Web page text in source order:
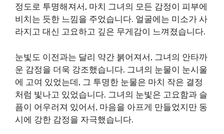
정도로 투명해져서, 마치 그녀의 모든 감정이 피부에
비치는 듯한 느낌을 주었습니다. 얼굴에는 미소가 사
라지고 대신 고요하고 깊은 무게감이 느껴졌습니다.
눈빛도 이전과는 달리 약간 붉어져서, 그녀의 안타까
운 감정을 더욱 강조했습니다. 그녀의 눈물이 눈시울
에 고여 있었는데, 그 투명한 눈물은 마치 작은 결정
처럼 빛나고 있었습니다. 그녀의 눈빛은 고요함과 슬
픔이 어우러져 있어서, 마음을 아프게 만들었지만 동
시에 강한 감정을 자극했습니다.